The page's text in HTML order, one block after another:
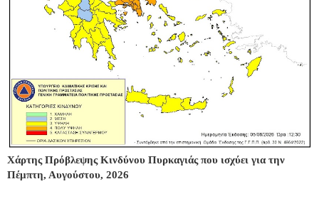
Χάρτης Πρόβλεψης Κινδύνου Πυρκαγιάς που ισχύει για την
Πέμπτη, Αυγούστου, 2026